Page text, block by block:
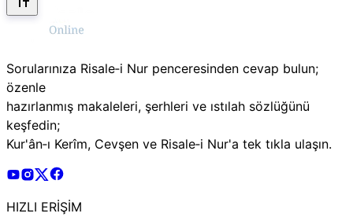
Sorularınıza Risale‑i Nur penceresinden cevap bulun;
özenle
hazırlanmış makaleleri, şerhleri ve ıstılah sözlüğünü
keşfedin;
Kur'ân‑ı Kerîm, Cevşen ve Risale‑i Nur'a tek tıkla ulaşın.
Risale Online Youtube Hesabı
Risale Online Instagram Hesabı
Risale Online X Hesabı
HIZLI ERİŞİM